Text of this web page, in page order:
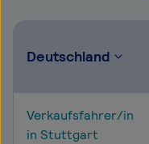
Deutschland
Verkaufsfahrer/in
in Stuttgart